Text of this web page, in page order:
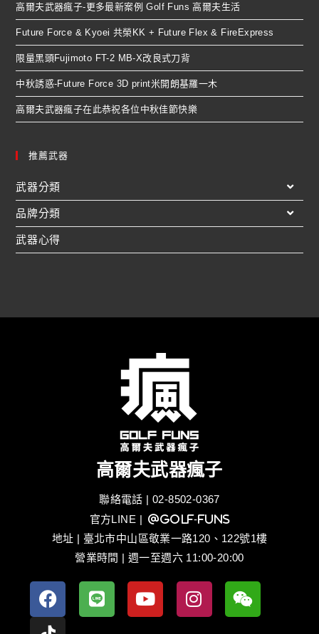
高爾夫武器瘋子-更多最新案例 Golf Funs 高爾夫生活
Future Force & Kyoei 共榮KK + Future Flex & FireExpress
限量黑頭Fujimoto FT-2 MB-X改良式刀背
中秋誘惑-Future Force 3D print米開朗基羅一木
高爾夫武器瘋子在此恭祝各位中秋佳節快樂
推薦武器
武器分類
品牌分類
武器心得
高爾夫武器瘋子
聯絡電話 | 02-8502-0367
官方LINE | @golf-funs
地址 | 臺北市中山區敬業一路120、122號1樓
營業時間 | 週一至週六 11:00-20:00